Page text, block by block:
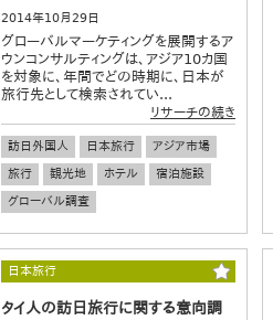
2014年10月29日
グローバルマーケティングを展開するア
ウンコンサルティングは、アジア10カ国
を対象に、年間でどの時期に、日本が
旅行先として検索されてい...
リサーチの続き
訪日外国人 日本旅行
アジア市場
旅行
観光地 ホテル
宿泊施設
グローバル調査
日本旅行
タイ人の訪日旅行に関する意向調